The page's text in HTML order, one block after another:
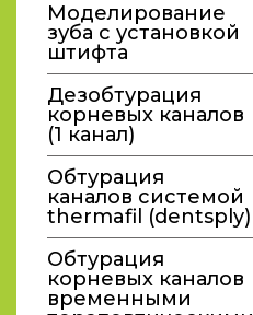
Моделирование
зуба с установкой
штифта
Дезобтурация
корневых каналов
(1 канал)
Обтурация
каналов системой
thermafil (dentsply)
Обтурация
корневых каналов
временными